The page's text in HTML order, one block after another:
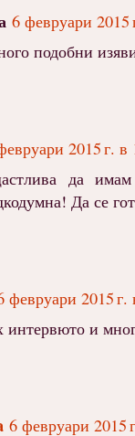
6 февруари 2015
подобни
2015 г. в
да
Да се
февруари 2015 г.
и
6 февруари 2015